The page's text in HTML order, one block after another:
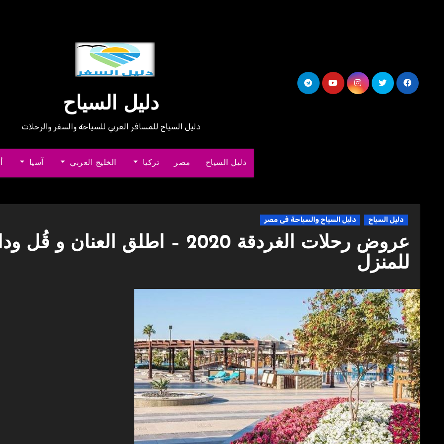
دليل السياح
دليل السياح للمسافر العربي للسياحة والسفر والرحلات
دليل السياح مصر تركيا الخليج العربي آسيا
دليل السياح دليل السياح والسياحة فى مصر
عروض رحلات الغردقة 2020 – اطلق العنان و قُل
للمنزل